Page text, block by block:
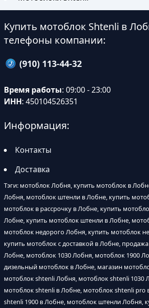
Купить мотоблок Shtenli в
телефоны компании:
(910) 113-44-32
Время работы: 09:00 - 23:00
ИНН: 450104526351
Информация:
Контакты
Доставка
Тэги: мотоблок Лобня, купить мотоблок в
Лобня, мотоблок штенли в Лобне, купить
мотоблок в рассрочку в Лобне, купить
Лобне, купить мотоблок штенли в Лобне,
мотоблок недорого Лобня, купить мотоблок
купить мотоблок с доставкой в Лобне,
Лобне, мотоблок 1030 Лобня, мотоблок 1900
дизельный мотоблок в Лобне, магазин
мотоблок shtenli Лобня, мотоблок shtenli 1030
мотоблок shtenli в Лобне, мотоблок shtenli pro
shtenli 1900 в Лобне, мотоблок штенли Лобня,